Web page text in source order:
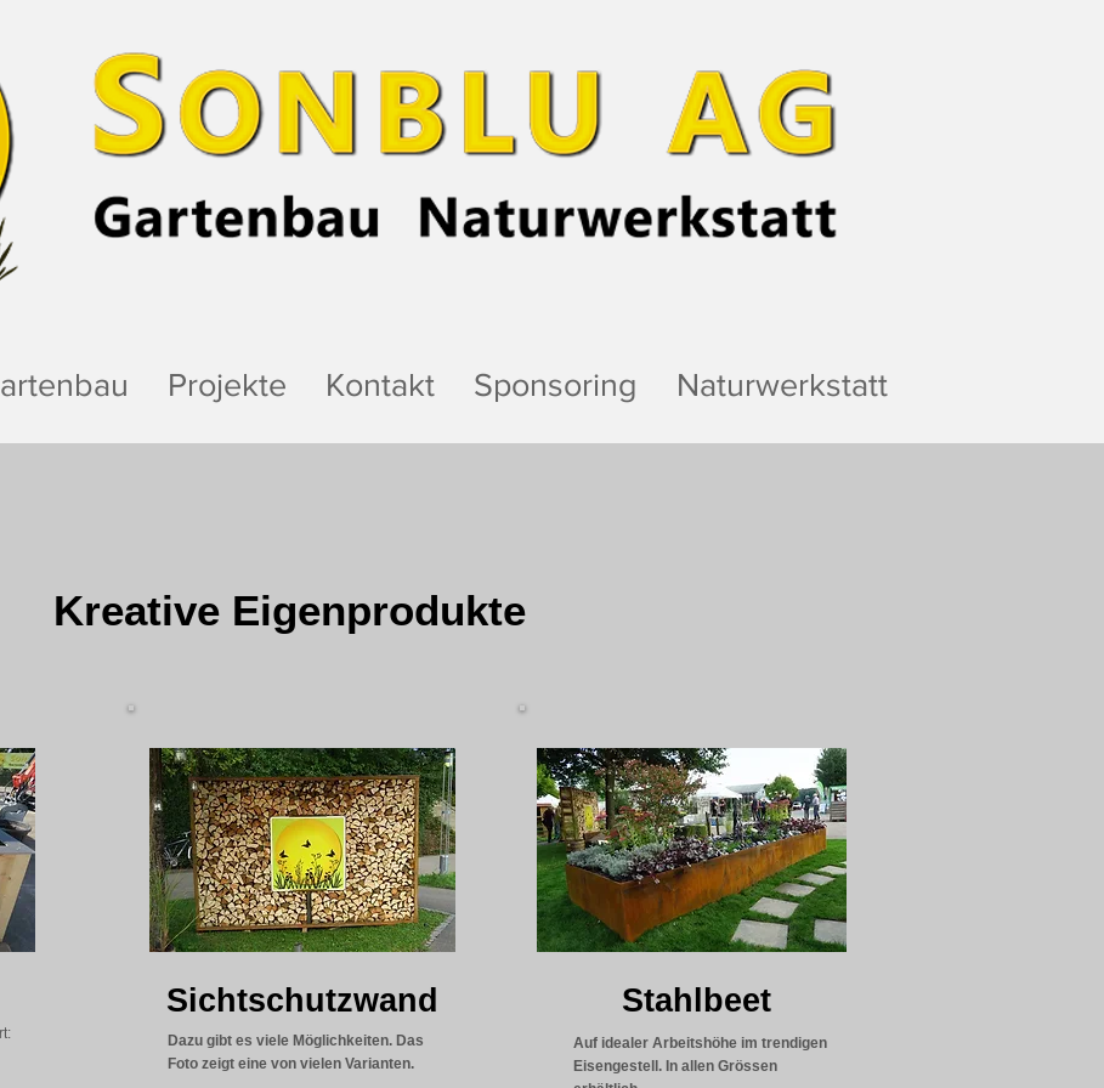
Projekte Kontakt Sponsoring Naturwerkstatt
Kreative Eigenprodukte
Sichtschutzwand
Dazu gibt es viele Möglichkeiten. Das
Foto zeigt eine von vielen Varianten.
Stahlbeet
Auf idealer Arbeitshöhe im trendigen
Eisengestell. In allen Grössen